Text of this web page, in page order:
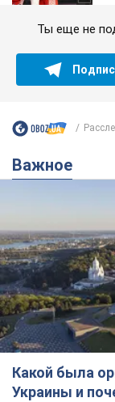
Ты еще не
Важное
Какой была
Украины и